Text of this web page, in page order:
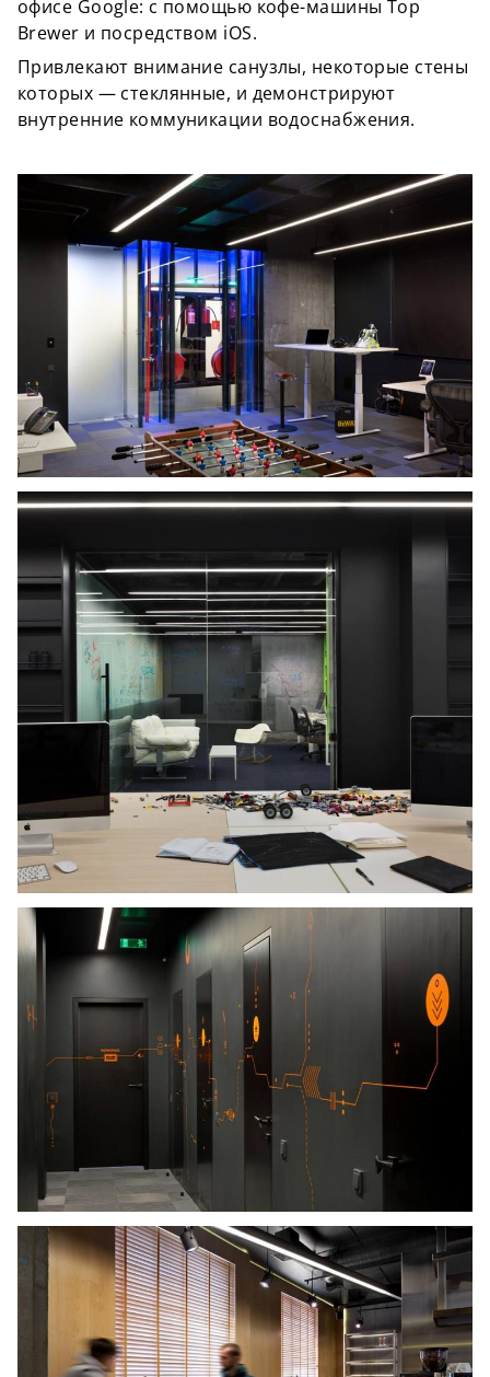
офисе Google: с помощью кофе-машины Top
Brewer и посредством iOS.
Привлекают внимание санузлы, некоторые стены
которых — стеклянные, и демонстрируют
внутренние коммуникации водоснабжения.